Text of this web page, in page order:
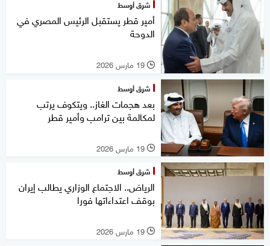
شرق أوسط
أمير قطر يستقبل الرئيس المصري في
الدوحة
l 19 مارس 2026
شرق أوسط
بعد هجمات الغاز.. ويتكوف يرتب
لمكالمة بين ترامب وأمير قطر
l 19 مارس 2026
شرق أوسط
الرياض.. الاجتماع الوزاري يطالب إيران
بوقف اعتداءاتها فورا
l 19 مارس 2026